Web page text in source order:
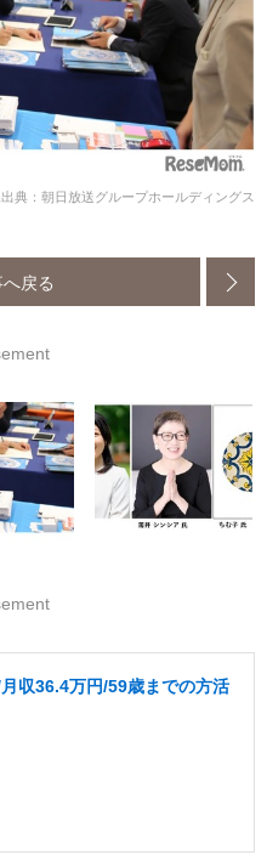
典：朝日放送グループホールディングス
へ戻る
収36.4万円/59歳までの方活